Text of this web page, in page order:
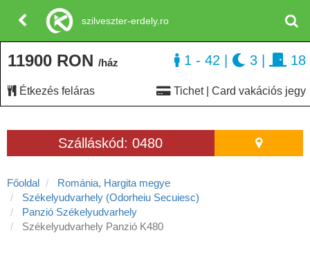
Szálláskód: 0480
Főoldal
Románia, Hargita megye
Székelyudvarhely (Odorheiu Secuiesc)
Panzió Székelyudvarhely
Székelyudvarhely Panzió K480
11900 RON /ház
Étkezés feláras Tichet | Card vakációs jegy
1 - 42 3 18
szilveszter-erdely.ro